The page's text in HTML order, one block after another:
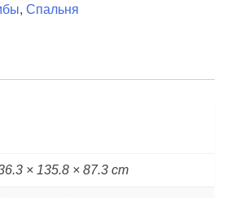
, Спальня
× 135.8 × 87.3 cm